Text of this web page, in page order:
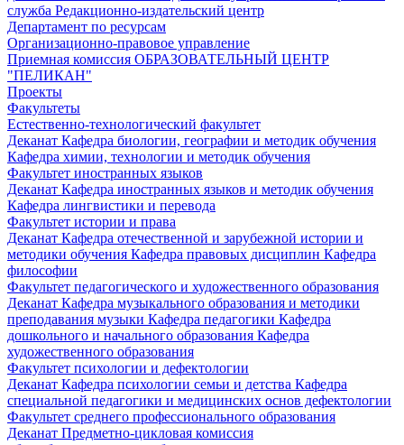
служба Редакционно-издательский центр
Департамент по ресурсам
Организационно-правовое управление
Приемная комиссия ОБРАЗОВАТЕЛЬНЫЙ ЦЕНТР
"ПЕЛИКАН"
Проекты
Факультеты
Естественно-технологический факультет
Деканат Кафедра биологии, географии и методик обучения
Кафедра химии, технологии и методик обучения
Факультет иностранных языков
Деканат Кафедра иностранных языков и методик обучения
Кафедра лингвистики и перевода
Факультет истории и права
Деканат Кафедра отечественной и зарубежной истории и
методики обучения Кафедра правовых дисциплин Кафедра
философии
Факультет педагогического и художественного образования
Деканат Кафедра музыкального образования и методики
преподавания музыки Кафедра педагогики Кафедра
дошкольного и начального образования Кафедра
художественного образования
Факультет психологии и дефектологии
Деканат Кафедра психологии семьи и детства Кафедра
специальной педагогики и медицинских основ дефектологии
Факультет среднего профессионального образования
Деканат Предметно-цикловая комиссия